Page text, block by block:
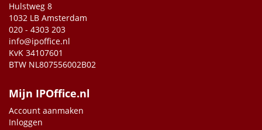
Hulstweg 8
1032 LB Amsterdam
020 - 4303 203
info@ipoffice.nl
KvK 34107601
BTW NL807556002B02
Mijn IPOffice.nl
Account aanmaken
Inloggen